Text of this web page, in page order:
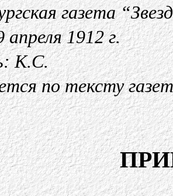
газета
1912 г.
К.С.
по тексту